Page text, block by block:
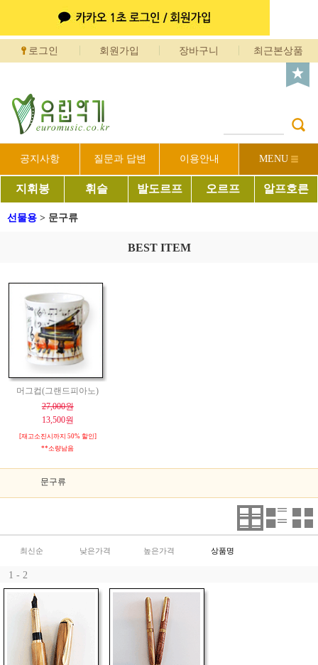
로그인 회원가입 장바구니 최근본상품
공지사항 질문과 답변 이용안내 MENU
지휘봉 휘슬 발도르프 오르프 알프호른
선물용 > 문구류
BEST ITEM
머그컵(그랜드피아노)
27,000원
13,500원
[재고소진시까지 50% 할인]
**소량남음
문구류
최신순 낮은가격 높은가격 상품명
1 - 2